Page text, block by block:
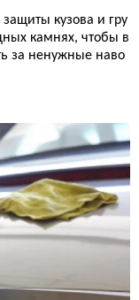
кузова и гру
камнях, чтобы в
за ненужные наво